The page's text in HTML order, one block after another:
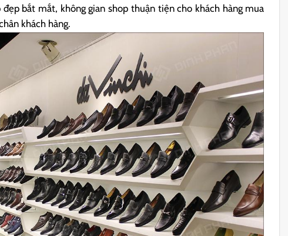
bắt mắt, không gian shop thuận tiện cho khách hàng mua
khách hàng.